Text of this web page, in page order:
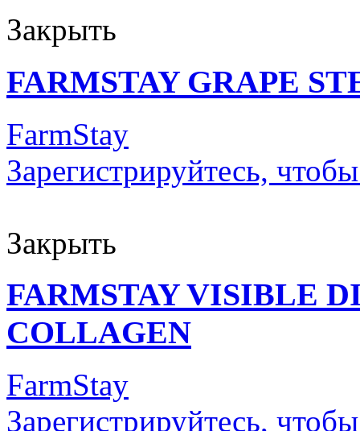
Закрыть
FARMSTAY GRAPE
FarmStay
Зарегистрируйтесь,
Закрыть
FARMSTAY VISIBLE
COLLAGEN
FarmStay
Зарегистрируйтесь,